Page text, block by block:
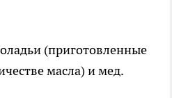
(приготовленные
масла) и мед.